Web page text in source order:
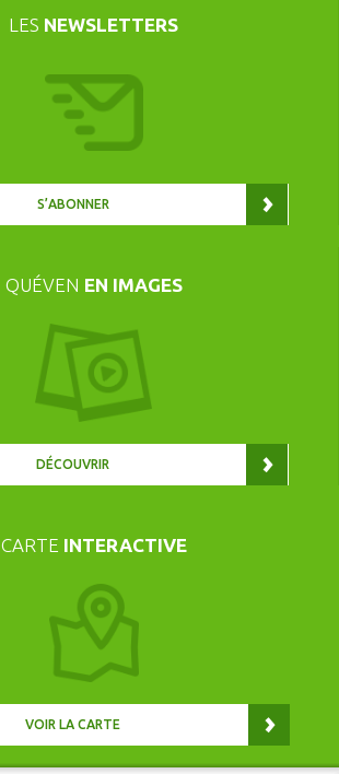
LES NEWSLETTERS
S’ABONNER
QUÉVEN EN IMAGES
DÉCOUVRIR
CARTE INTERACTIVE
VOIR LA CARTE